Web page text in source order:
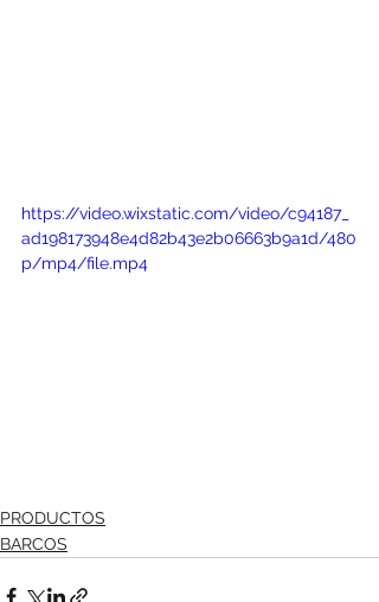
https://video.wixstatic.com/video/c94187_
ad198173948e4d82b43e2b06663b9a1d/480
p/mp4/file.mp4
PRODUCTOS
BARCOS